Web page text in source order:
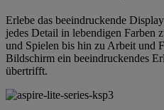
Erlebe das beeindruckende
jedes Detail in lebendigen Farben
und Spielen bis hin zu Arbeit und
Bildschirm ein beeindruckendes
übertrifft.